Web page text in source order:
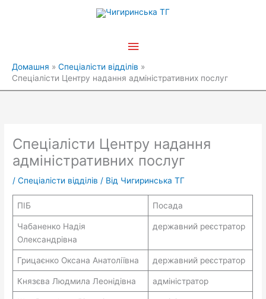
Головне
Домашня
Спеціалісти відділів
Спеціалісти Центру надання адміністративних послуг
Спеціалісти Центру надання
адміністративних послуг
/Спеціалісти відділів / Від Чигиринська ТГ
ПІБ Посада
Чабаненко Надія
Олександрівна
державний реєстратор
Грицаєнко Оксана Анатоліївна державний реєстратор
Князєва Людмила Леонідівна адміністратор